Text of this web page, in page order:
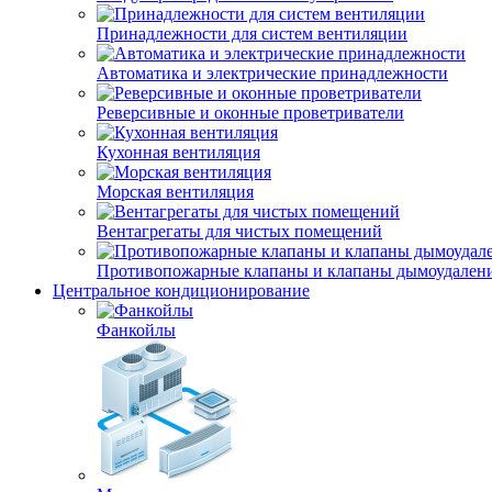
Принадлежности для систем вентиляции
Автоматика и электрические принадлежности
Реверсивные и оконные проветриватели
Кухонная вентиляция
Морская вентиляция
Вентагрегаты для чистых помещений
Противопожарные клапаны и клапаны
Центральное кондиционирование
Фанкойлы